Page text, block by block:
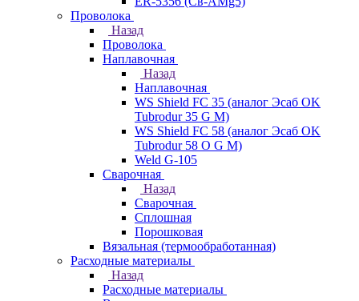
Проволока
Назад
Проволока
Наплавочная
Назад
Наплавочная
WS Shield FC 35 (аналог Эсаб OK
Tubrodur 35 G M)
WS Shield FC 58 (аналог Эсаб OK
Tubrodur 58 O G M)
Weld G-105
Сварочная
Назад
Сварочная
Сплошная
Порошковая
Вязальная (термообработанная)
Расходные материалы
Назад
Расходные материалы